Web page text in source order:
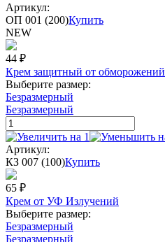
Артикул:
ОП 001 (200)Купить
NEW
44 ₽
Крем защитный от обморожений
Выберите размер:
Безразмерный
Безразмерный
Артикул:
КЗ 007 (100)Купить
65 ₽
Крем от УФ Излучений
Выберите размер:
Безразмерный
Безразмерный